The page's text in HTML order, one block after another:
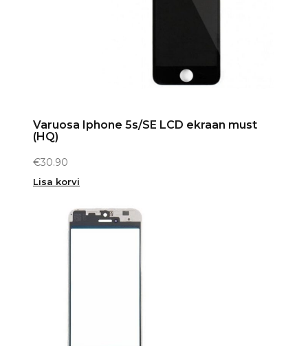
Varuosa Iphone 5s/SE LCD ekraan must
(HQ)
€30.90
Lisa korvi